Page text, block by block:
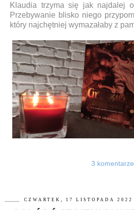
Klaudia trzyma się jak najdalej
Przebywanie blisko niego
który najchętniej wymazałaby z
3
CZWARTEK, 17 LISTOPADA 2022